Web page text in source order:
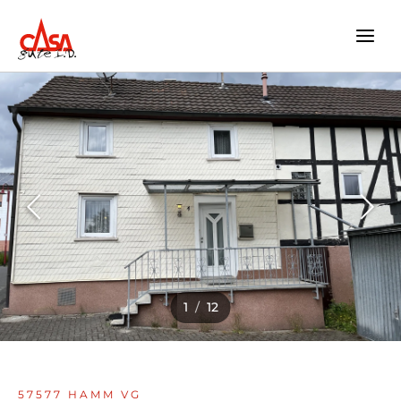
Inhalt
springen
1 / 12
57577 HAMM VG